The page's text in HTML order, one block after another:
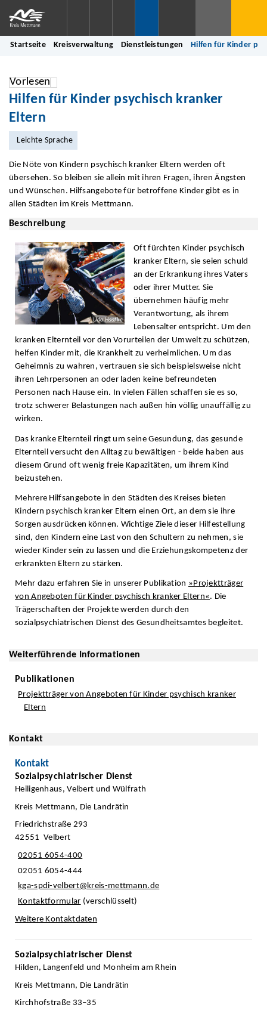
Startseite Kreisverwaltung Dienstleistungen Hilfen für Kinder
Vorlesen
Hilfen für Kinder psychisch kranker
Eltern
Leichte Sprache
Die Nöte von Kindern psychisch kranker Eltern werden oft
übersehen. So bleiben sie allein mit ihren Fragen, ihren Ängsten
und Wünschen. Hilfsangebote für betroffene Kinder gibt es in
allen Städten im Kreis Mettmann.
Beschreibung
Udo Haafke
Oft fürchten Kinder psychisch
kranker Eltern, sie seien schuld
an der Erkrankung ihres Vaters
oder ihrer Mutter. Sie
übernehmen häufig mehr
Verantwortung, als ihrem
Lebensalter entspricht. Um den
kranken Elternteil vor den Vorurteilen der Umwelt zu schützen,
helfen Kinder mit, die Krankheit zu verheimlichen. Um das
Geheimnis zu wahren, vertrauen sie sich beispielsweise nicht
ihren Lehrpersonen an oder laden keine befreundeten
Personen nach Hause ein. In vielen Fällen schaffen sie es so,
trotz schwerer Belastungen nach außen hin völlig unauffällig zu
wirken.
Das kranke Elternteil ringt um seine Gesundung, das gesunde
Elternteil versucht den Alltag zu bewältigen - beide haben aus
diesem Grund oft wenig freie Kapazitäten, um ihrem Kind
beizustehen.
Mehrere Hilfsangebote in den Städten des Kreises bieten
Kindern psychisch kranker Eltern einen Ort, an dem sie ihre
Sorgen ausdrücken können. Wichtige Ziele dieser Hilfestellung
sind, den Kindern eine Last von den Schultern zu nehmen, sie
wieder Kinder sein zu lassen und die Erziehungskompetenz der
erkrankten Eltern zu stärken.
Mehr dazu erfahren Sie in unserer Publikation »Projektträger
von Angeboten für Kinder psychisch kranker Eltern«. Die
Trägerschaften der Projekte werden durch den
sozialpsychiatrischen Dienst des Gesundheitsamtes begleitet.
Weiterführende Informationen
Publikationen
Projektträger von Angeboten für Kinder psychisch kranker
Eltern
Kontakt
Kontakt
Sozialpsychiatrischer Dienst
Heiligenhaus, Velbert und Wülfrath
Kreis Mettmann, Die Landrätin
Friedrichstraße 293
42551 Velbert
02051 6054-400
02051 6054-444
kga-spdi-velbert@kreis-mettmann.de
Kontaktformular (verschlüsselt)
Weitere Kontaktdaten
Sozialpsychiatrischer Dienst
Hilden, Langenfeld und Monheim am Rhein
Kreis Mettmann, Die Landrätin
Kirchhofstraße 33–35